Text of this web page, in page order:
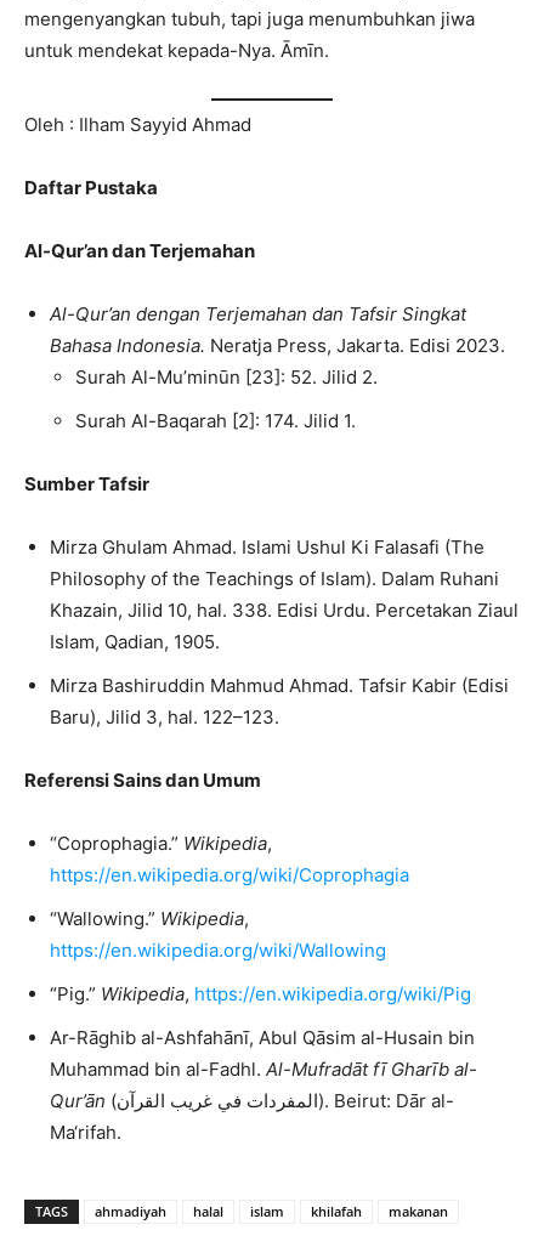
mengenyangkan tubuh, tapi juga menumbuhkan jiwa
untuk mendekat kepada-Nya. Āmīn.
Oleh : Ilham Sayyid Ahmad
Daftar Pustaka
Al-Qur’an dan Terjemahan
Al-Qur’an dengan Terjemahan dan Tafsir Singkat
Bahasa Indonesia. Neratja Press, Jakarta. Edisi 2023.
Surah Al-Mu’minūn [23]: 52. Jilid 2.
Surah Al-Baqarah [2]: 174. Jilid 1.
Sumber Tafsir
Mirza Ghulam Ahmad. Islami Ushul Ki Falasafi (The
Philosophy of the Teachings of Islam). Dalam Ruhani
Khazain, Jilid 10, hal. 338. Edisi Urdu. Percetakan Ziaul
Islam, Qadian, 1905.
Mirza Bashiruddin Mahmud Ahmad. Tafsir Kabir (Edisi
Baru), Jilid 3, hal. 122–123.
Referensi Sains dan Umum
“Coprophagia.” Wikipedia,
https://en.wikipedia.org/wiki/Coprophagia
“Wallowing.” Wikipedia,
https://en.wikipedia.org/wiki/Wallowing
“Pig.” Wikipedia, https://en.wikipedia.org/wiki/Pig
Ar-Rāghib al-Ashfahānī, Abul Qāsim al-Husain bin
Muhammad bin al-Fadhl. Al-Mufradāt fī Gharīb al-
Qur’ān (المفردات في غريب القرآن). Beirut: Dār al-
Ma‘rifah.
TAGS ahmadiyah halal islam khilafah makanan